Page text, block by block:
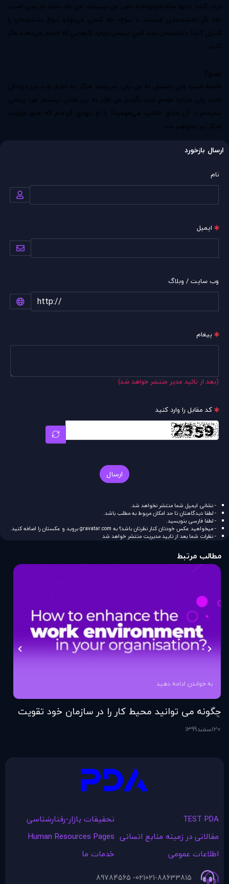
درك كنند. اينها ساخته‌وپرداخته ذهن من نيستند، اين يك سند تاريخي است.
حالا اگر دانشمنداني هستند با نبوغ، چه كسي مي‌تواند نبوغ دانشمندان را
كنترل كند؟ دانشمندان بايد كمي بيشتر درباره كارهايي كه انجام مي‌دهند فكر
كنند.
پيري؟
فاجعه است. ولي دستش به من يكي نمي‌رسد. هرگز. به نظرم بايد چيز دردناكي
باشد ولي درباره خودم بايد بگويم من قادر به پير شدن نيستم. من پيماني
بسته‌ام با آن خداي بالاسر، مي‌فهميد؟ با او عهدي كرده‌ام كه طبق قرارداد،
هرگز پير نخواهم شد.
ارسال بازخورد
نام
ایمیل
وب سایت / وبلاگ
پیغام
(بعد از تائید مدیر منتشر خواهد شد)
کد مقابل را وارد کنید
ارسال
- نشانی ایمیل شما منتشر نخواهد شد.
- لطفا دیدگاهتان تا حد امکان مربوط به مطلب باشد.
- لطفا فارسی بنویسید.
- میخواهید عکس خودتان کنار نظرتان باشد؟ به gravatar.comبروید و عکستان را اضافه کنید.
- نظرات شما بعد از تایید مدیریت منتشر خواهد شد
مطالب مرتبط
به خواندن ادامه دهید
چگونه می توانید محیط کار را در سازمان خود تقویت
کنید؟
20اسفند1399
TEST PDA
تحقیقات بازار-رفتارشناسی
مقالاتی در زمينه منابع انسانی Human Resources Pages
اطلاعات عمومی
خدمات ما
021-88633815
021- 89784565